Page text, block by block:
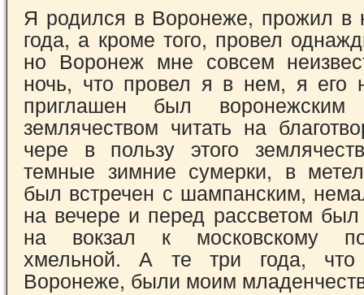
Я родился в Воронеже, прожил в
года, а кроме того, провел
но Воронеж мне совсем
ночь, что провел я в нем, я его
приглашен был воронежским
землячеством читать на
чере в пользу этого
темные зим­ние сумерки, в
был встречен с шам­панским,
на вечере и перед рассветом был
на вокзал к московскому
хмельной. А те три года,
Воронеже, были моим